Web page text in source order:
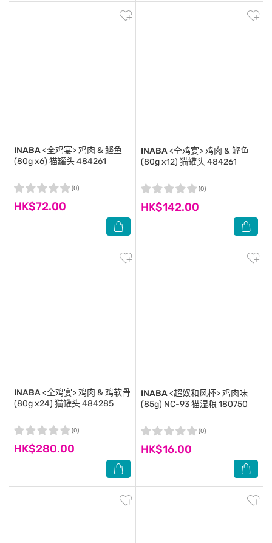
INABA<全鸡宴> 鸡肉 & 鲣鱼
(80g x6) 猫罐头 484261
HK$72.00
(0)
INABA<全鸡宴> 鸡肉 & 鲣鱼
(80g x12) 猫罐头 484261
HK$142.00
(0)
INABA<全鸡宴> 鸡肉 & 鸡软骨
(80g x24) 猫罐头 484285
HK$280.00
(0)
INABA<超奴和风杯> 鸡肉味
(85g) NC-93 猫湿粮 180750
HK$16.00
(0)